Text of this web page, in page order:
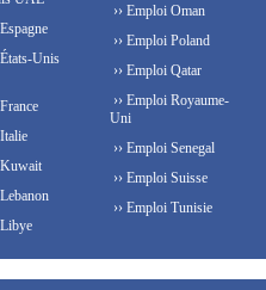
Unis
Kuwait
›› Emploi Oman
›› Emploi Poland
›› Emploi Qatar
›› Emploi Royaume-
Uni
›› Emploi Senegal
›› Emploi Suisse
›› Emploi Tunisie